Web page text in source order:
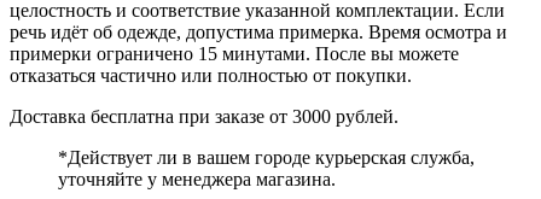
целостность и соответствие указанной комплектации. Если
речь идёт об одежде, допустима примерка. Время осмотра и
примерки ограничено 15 минутами. После вы можете
отказаться частично или полностью от покупки.
Доставка бесплатна при заказе от 3000 рублей.
*Действует ли в вашем городе курьерская служба,
уточняйте у менеджера магазина.